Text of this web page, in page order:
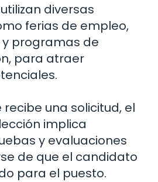
diversas
ferias de empleo,
programas de
para atraer
recibe una solicitud, el
implica
y evaluaciones
de que el candidato
para el puesto.